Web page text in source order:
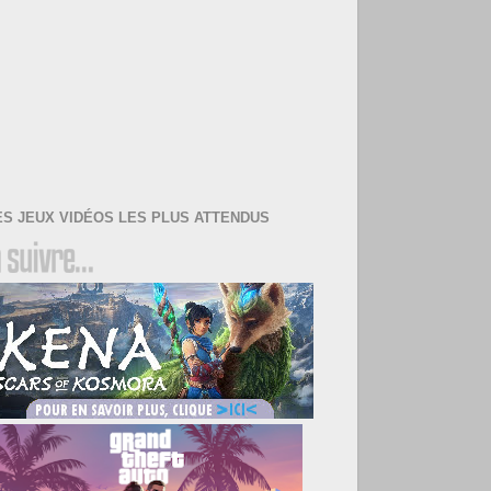
JEUX VIDÉOS LES PLUS ATTENDUS